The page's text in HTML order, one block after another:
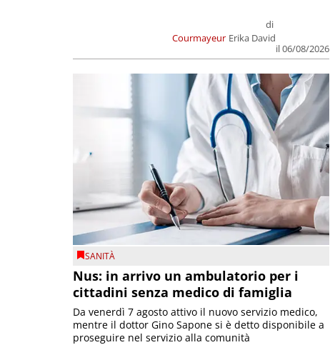
Courmayeur
di
Erika David
il 06/08/2026
SANITÀ
Nus: in arrivo un ambulatorio per i
cittadini senza medico di famiglia
Da venerdì 7 agosto attivo il nuovo servizio medico,
mentre il dottor Gino Sapone si è detto disponibile a
proseguire nel servizio alla comunità